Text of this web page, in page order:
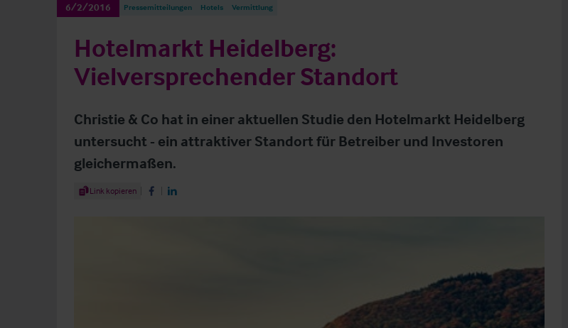
6/2/2016 Pressemitteilungen Hotels Vermittlung
Hotelmarkt Heidelberg:
Vielversprechender Standort
Christie & Co hat in einer aktuellen Studie den Hotelmarkt Heidelberg
untersucht - ein attraktiver Standort für Betreiber und Investoren
gleichermaßen.
Share Article
Link kopieren Share on Facebook
Share on LinkedIn